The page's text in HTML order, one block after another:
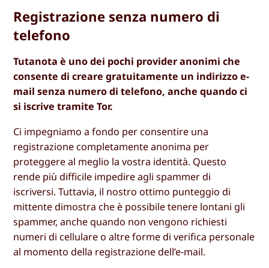
Registrazione senza numero di
telefono
Tutanota è uno dei pochi provider anonimi che
consente di creare gratuitamente un indirizzo e-
mail senza numero di telefono, anche quando ci
si iscrive tramite Tor.
Ci impegniamo a fondo per consentire una
registrazione completamente anonima per
proteggere al meglio la vostra identità. Questo
rende più difficile impedire agli spammer di
iscriversi. Tuttavia, il nostro ottimo punteggio di
mittente dimostra che è possibile tenere lontani gli
spammer, anche quando non vengono richiesti
numeri di cellulare o altre forme di verifica personale
al momento della registrazione dell’e-mail.